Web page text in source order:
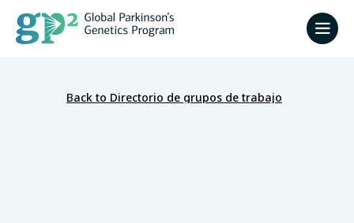
Back to Directorio de grupos de trabajo